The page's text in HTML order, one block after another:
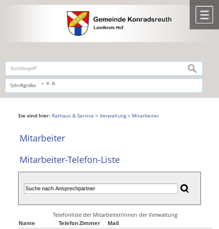
,zur Navigationoderzur Startseitespringen.
Schriftgröße A A A
suchen
Sie sind hier: Rathaus & Service > Verwaltung> Mitarbeiter
Mitarbeiter
Mitarbeiter-Telefon-Liste
Telefonliste der Mitarbeiter/innen der Verwaltung
Name
TelefonZimmer
Mail